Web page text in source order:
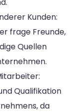
Kunden:
frage Freunde,
Quellen
Qualifikation
da